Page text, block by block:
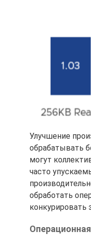
Улучшение
обрабатывать
могут
часто
обработать
конкурировать